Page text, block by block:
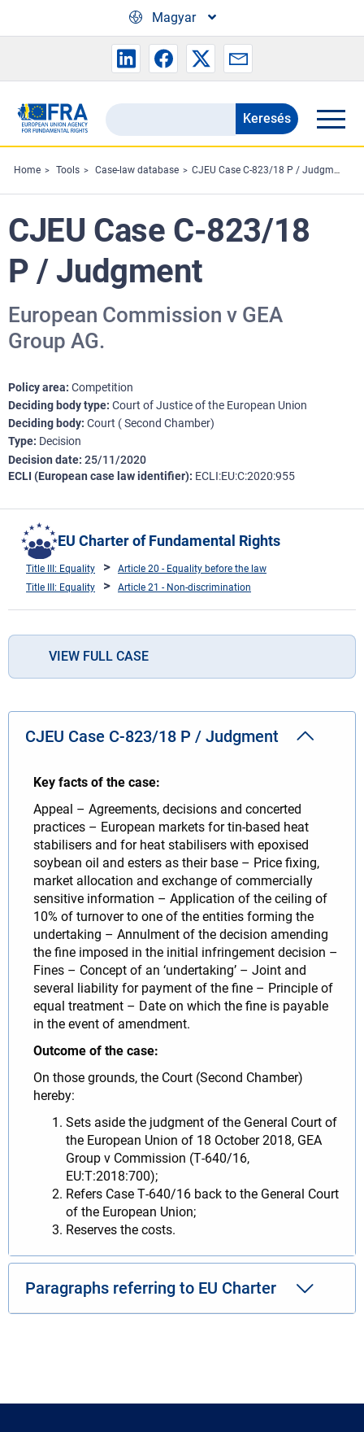
Magyar
Search
the
FRA
website
Keresés
Home Tools Case-law database CJEU Case C-823/18 P / Judgment
CJEU Case C-823/18
P / Judgment
European Commission v GEA
Group AG.
Policy area Competition
Deciding body type Court of Justice of the European Union
Deciding body Court ( Second Chamber)
Type Decision
Decision date 25/11/2020
ECLI (European case law identifier) ECLI:EU:C:2020:955
EU Charter of Fundamental Rights
Title III: Equality
Article 20 - Equality before the law
Title III: Equality
Article 21 - Non-discrimination
VIEW FULL CASE
CJEU Case C-823/18 P / Judgment
Key facts of the case:
Appeal – Agreements, decisions and concerted
practices – European markets for tin-based heat
stabilisers and for heat stabilisers with epoxised
soybean oil and esters as their base – Price fixing,
market allocation and exchange of commercially
sensitive information – Application of the ceiling of
10% of turnover to one of the entities forming the
undertaking – Annulment of the decision amending
the fine imposed in the initial infringement decision –
Fines – Concept of an ‘undertaking’ – Joint and
several liability for payment of the fine – Principle of
equal treatment – Date on which the fine is payable
in the event of amendment.
Outcome of the case:
On those grounds, the Court (Second Chamber)
hereby:
Sets aside the judgment of the General Court of
the European Union of 18 October 2018, GEA
Group v Commission (T‑640/16,
EU:T:2018:700);
Refers Case T‑640/16 back to the General Court
of the European Union;
Reserves the costs.
Paragraphs referring to EU Charter